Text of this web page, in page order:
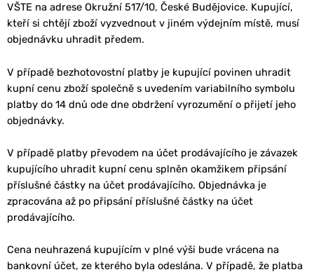
VŠTE na adrese Okružní 517/10, České Budějovice. Kupující,
kteří si chtějí zboží vyzvednout v jiném výdejním místě, musí
objednávku uhradit předem.
V případě bezhotovostní platby je kupující povinen uhradit
kupní cenu zboží společně s uvedením variabilního symbolu
platby do 14 dnů ode dne obdržení vyrozumění o přijetí jeho
objednávky.
V případě platby převodem na účet prodávajícího je závazek
kupujícího uhradit kupní cenu splněn okamžikem připsání
příslušné částky na účet prodávajícího. Objednávka je
zpracována až po připsání příslušné částky na účet
prodávajícího.
Cena neuhrazená kupujícím v plné výši bude vrácena na
bankovní účet, ze kterého byla odeslána. V případě, že platba